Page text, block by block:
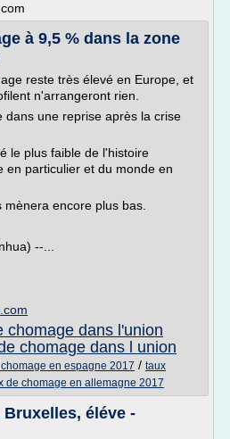
à 9,5 % dans la zone
reste très élevé en Europe, et
n'arrangeront rien.
dans une reprise après la crise
le plus faible de l'histoire
en particulier et du monde en
encore plus bas.
--...
chomage dans l'union
chomage dans l union
en espagne 2017 / taux
de chomage en allemagne 2017
éléve -